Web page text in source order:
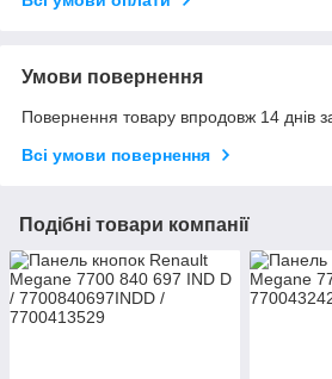
Умови повернення
Повернення товару впродовж 14 днів
Всі умови повернення
Подібні товари компанії